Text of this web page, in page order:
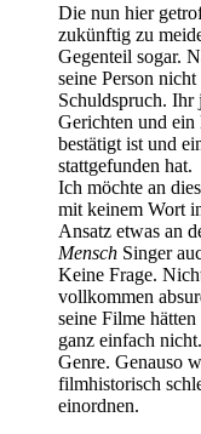
Die nun hier
zukünftig zu
Gegenteil sogar.
seine Person
Schuldspruch. Ihr
Gerichten und ein
bestätigt ist und
stattgefunden hat.
Ich möchte an
mit keinem Wort
Ansatz etwas an
Mensch Singer
Keine Frage.
vollkommen
seine Filme
ganz einfach
Genre. Genauso
filmhistorisch
einordnen.